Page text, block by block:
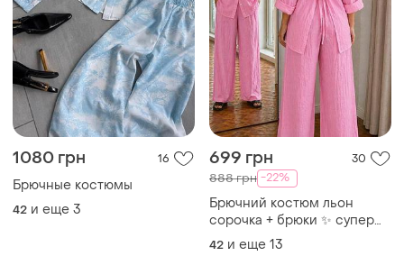
1080 грн 16
Брючные костюмы
42 и еще 3
699 грн 30
888 грн -22%
Брючний костюм льон
сорочка + брюки ✨ супер
ціна та якість
42 и еще 13